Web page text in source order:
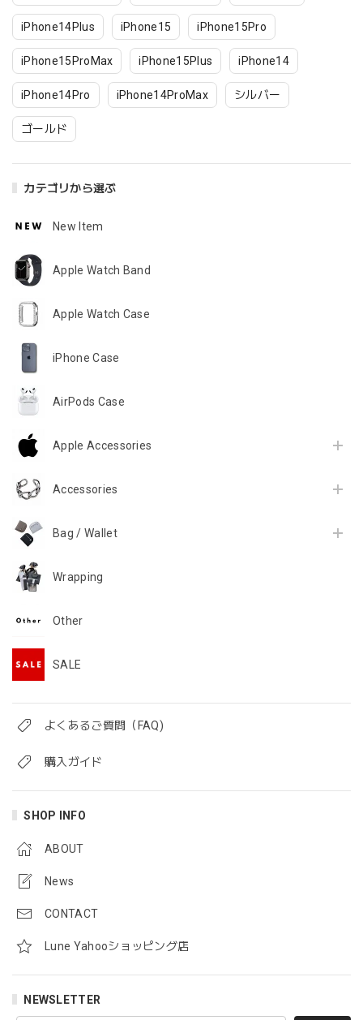
iPhone14Plus iPhone15 iPhone15Pro
iPhone15ProMax iPhone15Plus iPhone14
iPhone14Pro iPhone14ProMax シルバー
ゴールド
カテゴリから選ぶ
New Item
Apple Watch Band
Apple Watch Case
iPhone Case
AirPods Case
Apple Accessories
Accessories
Bag / Wallet
Wrapping
Other
SALE
よくあるご質問（FAQ)
購入ガイド
SHOP INFO
ABOUT
News
CONTACT
Lune Yahooショッピング店
NEWSLETTER